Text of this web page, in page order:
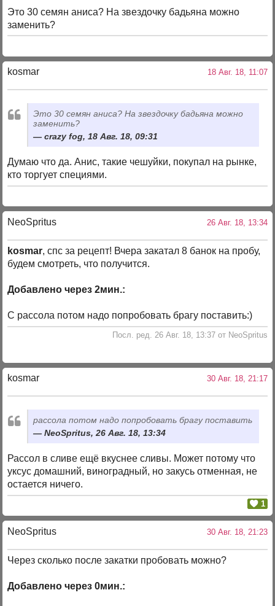
Это 30 семян аниса? На звездочку бадьяна можно
заменить?
kosmar 18 Авг. 18, 11:07
Это 30 семян аниса? На звездочку бадьяна можно
заменить?
crazy fog, 18 Авг. 18, 09:31
Думаю что да. Анис, такие чешуйки, покупал на рынке,
кто торгует специями.
NeoSpritus 26 Авг. 18, 13:34
kosmar, спс за рецепт! Вчера закатал 8 банок на пробу,
будем смотреть, что получится.
Добавлено через 2мин.:
С рассола потом надо попробовать брагу поставить:)
Посл. ред. 26 Авг. 18, 13:37 от NeoSpritus
kosmar 30 Авг. 18, 21:17
рассола потом надо попробовать брагу поставить
NeoSpritus, 26 Авг. 18, 13:34
Рассол в сливе ещё вкуснее сливы. Может потому что
уксус домашний, виноградный, но закусь отменная, не
остается ничего.
1
NeoSpritus 30 Авг. 18, 21:23
Через сколько после закатки пробовать можно?
Добавлено через 0мин.: